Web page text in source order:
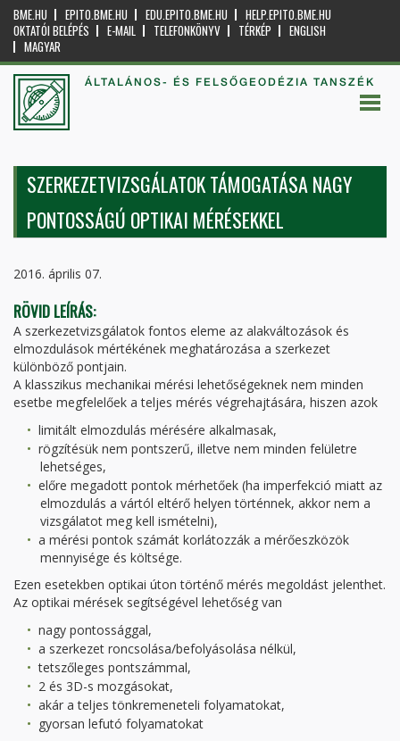
BME.HU EPITO.BME.HU EDU.EPITO.BME.HU
HELP.EPITO.BME.HU
OKTATÓI BELÉPÉS
E-MAIL TELEFONKÖNYV TÉRKÉP
ENGLISH
MAGYAR
ÁLTALÁNOS- ÉS FELSŐGEODÉZIA TANSZÉK
SZERKEZETVIZSGÁLATOK TÁMOGATÁSA NAGY
PONTOSSÁGÚ OPTIKAI MÉRÉSEKKEL
2016. április 07.
RÖVID LEÍRÁS:
A szerkezetvizsgálatok fontos eleme az alakváltozások és
elmozdulások mértékének meghatározása a szerkezet
különböző pontjain.
A klasszikus mechanikai mérési lehetőségeknek nem minden
esetbe megfelelőek a teljes mérés végrehajtására, hiszen azok
limitált elmozdulás mérésére alkalmasak,
rögzítésük nem pontszerű, illetve nem minden felületre
lehetséges,
előre megadott pontok mérhetőek (ha imperfekció miatt az
elmozdulás a vártól eltérő helyen történnek, akkor nem a
vizsgálatot meg kell ismételni),
a mérési pontok számát korlátozzák a mérőeszközök
mennyisége és költsége.
Ezen esetekben optikai úton történő mérés megoldást jelenthet.
Az optikai mérések segítségével lehetőség van
nagy pontossággal,
a szerkezet roncsolása/befolyásolása nélkül,
tetszőleges pontszámmal,
2 és 3D-s mozgásokat,
akár a teljes tönkremeneteli folyamatokat,
gyorsan lefutó folyamatokat